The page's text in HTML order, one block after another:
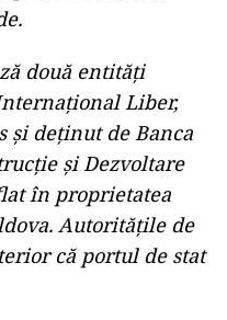
două entități
Liber,
și deținut de Banca
și Dezvoltare
în proprietatea
Autoritățile de
că portul de stat